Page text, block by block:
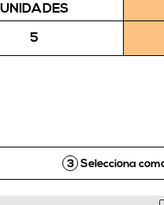
UNIDADES
5
3 Selecciona